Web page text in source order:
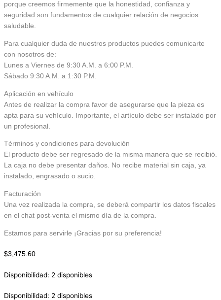
porque creemos firmemente que la honestidad, confianza y
seguridad son fundamentos de cualquier relación de negocios
saludable.
Para cualquier duda de nuestros productos puedes comunicarte
con nosotros de:
Lunes a Viernes de 9:30 A.M. a 6:00 P.M.
Sábado 9:30 A.M. a 1:30 P.M.
Aplicación en vehículo
Antes de realizar la compra favor de asegurarse que la pieza es
apta para su vehículo. Importante, el artículo debe ser instalado por
un profesional.
Términos y condiciones para devolución
El producto debe ser regresado de la misma manera que se recibió.
La caja no debe presentar daños. No recibe material sin caja, ya
instalado, engrasado o sucio.
Facturación
Una vez realizada la compra, se deberá compartir los datos fiscales
en el chat post-venta el mismo día de la compra.
Estamos para servirle ¡Gracias por su preferencia!
$3,475.60
Disponibilidad: 2 disponibles
Disponibilidad: 2 disponibles